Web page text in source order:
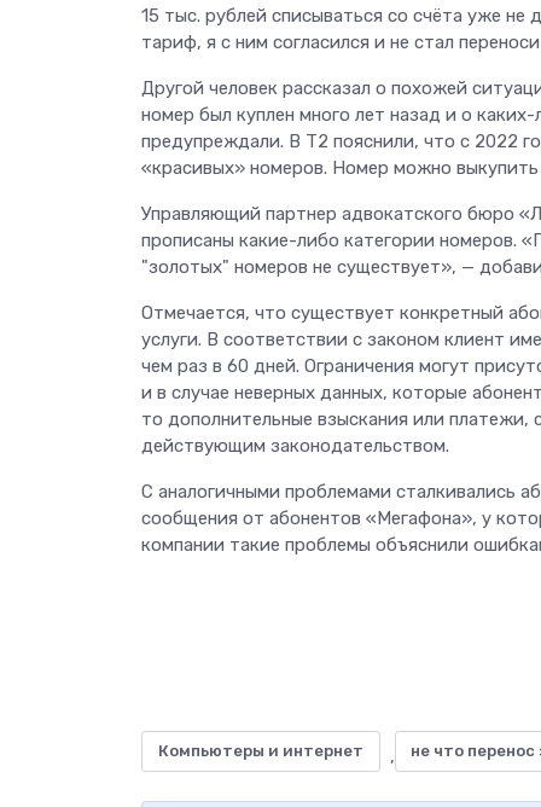
15 тыс. рублей списываться со счёта уже
тариф, я с ним согласился и не стал
Другой человек рассказал о похожей
номер был куплен много лет назад и о
предупреждали. В T2 пояснили, что с 2022
«красивых» номеров. Номер можно
Управляющий партнер адвокатского бюро
прописаны какие-либо категории номеров.
"золотых" номеров не существует», —
Отмечается, что существует конкретный
услуги. В соответствии с законом клиент
чем раз в 60 дней. Ограничения могут
и в случае неверных данных, которые
то дополнительные взыскания или
действующим законодательством.
С аналогичными проблемами сталкивались
сообщения от абонентов «Мегафона», у
компании такие проблемы объяснили
Компьютеры и интернет , не что перенос